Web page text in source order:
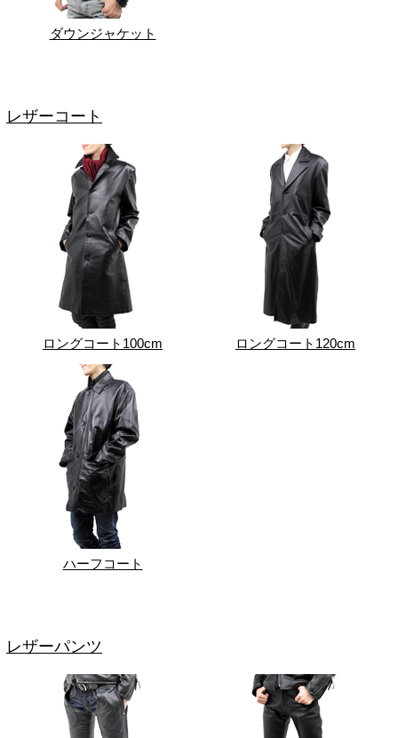
ダウンジャケット
レザーコート
ロングコート100cm ロングコート120cm
ハーフコート
レザーパンツ